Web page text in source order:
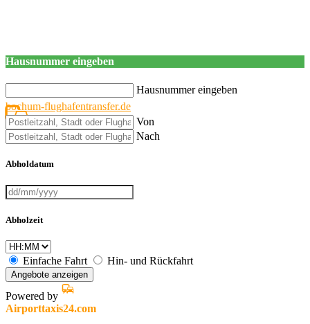
Hausnummer eingeben
Hausnummer eingeben
bochum-flughafentransfer.de
Von
Nach
Abholdatum
Abholzeit
Einfache Fahrt Hin- und Rückfahrt
Angebote anzeigen
Powered by
Airporttaxis24.com